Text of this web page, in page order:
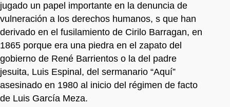
jugado un papel importante en la denuncia de
vulneración a los derechos humanos, s que han
derivado en el fusilamiento de Cirilo Barragan, en
1865 porque era una piedra en el zapato del
gobierno de René Barrientos o la del padre
jesuita, Luis Espinal, del sermanario “Aquí”
asesinado en 1980 al inicio del régimen de facto
de Luis García Meza.